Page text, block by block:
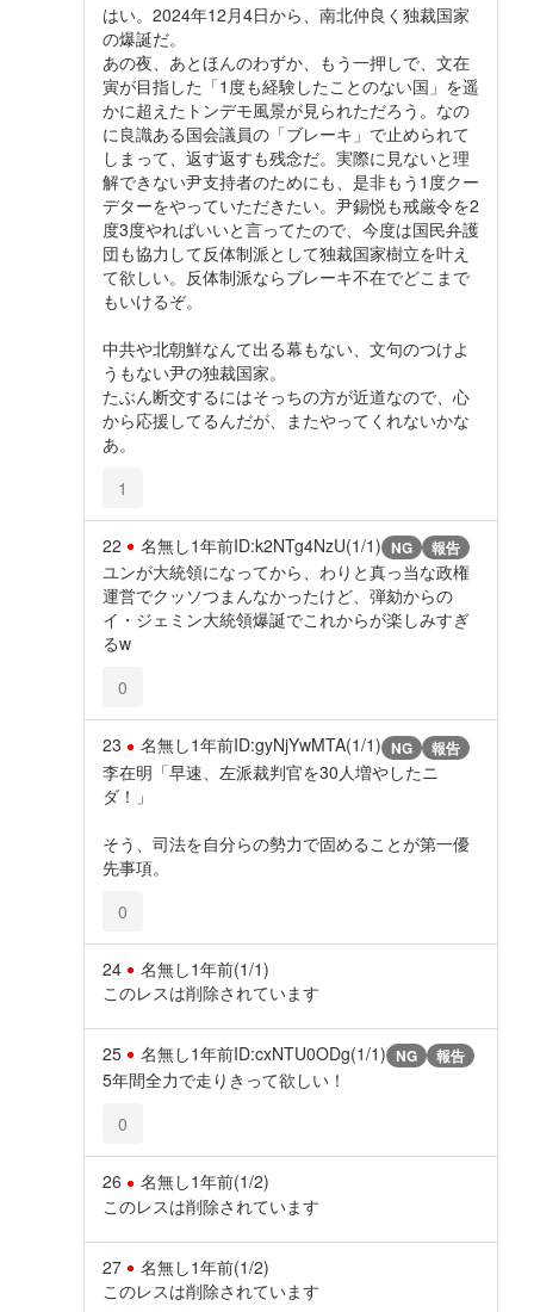
はい。2024年12月4日から、南北仲良く独裁国家
の爆誕だ。
あの夜、あとほんのわずか、もう一押しで、文在
寅が目指した「1度も経験したことのない国」を遥
かに超えたトンデモ風景が見られただろう。なの
に良識ある国会議員の「ブレーキ」で止められて
しまって、返す返すも残念だ。実際に見ないと理
解できない尹支持者のためにも、是非もう1度クー
デターをやっていただきたい。尹錫悦も戒厳令を2
度3度やればいいと言ってたので、今度は国民弁護
団も協力して反体制派として独裁国家樹立を叶え
て欲しい。反体制派ならブレーキ不在でどこまで
もいけるぞ。
中共や北朝鮮なんて出る幕もない、文句のつけよ
うもない尹の独裁国家。
たぶん断交するにはそっちの方が近道なので、心
から応援してるんだが、またやってくれないかな
あ。
1
22 名無し1年前ID:k2NTg4NzU(1/1) NG 報告
ユンが大統領になってから、わりと真っ当な政権
運営でクッソつまんなかったけど、弾劾からの
イ・ジェミン大統領爆誕でこれからが楽しみすぎ
るw
0
23 名無し1年前ID:gyNjYwMTA(1/1) NG 報告
李在明「早速、左派裁判官を30人増やしたニ
ダ！」
そう、司法を自分らの勢力で固めることが第一優
先事項。
0
24 名無し1年前(1/1)
このレスは削除されています
25 名無し1年前ID:cxNTU0ODg(1/1) NG 報告
5年間全力で走りきって欲しい！
0
26 名無し1年前(1/2)
このレスは削除されています
27 名無し1年前(1/2)
このレスは削除されています